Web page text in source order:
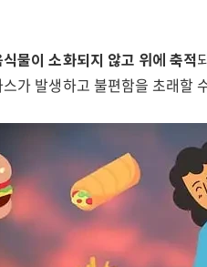
물이 소화되지 않고 위에 축적
가 발생하고 불편함을 초래할